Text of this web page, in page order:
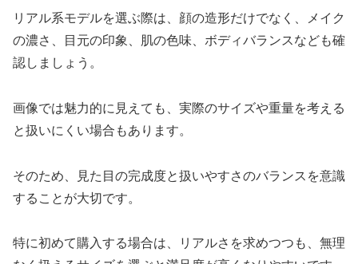
リアル系モデルを選ぶ際は、顔の造形だけでなく、メイク
の濃さ、目元の印象、肌の色味、ボディバランスなども確
認しましょう。
画像では魅力的に見えても、実際のサイズや重量を考える
と扱いにくい場合もあります。
そのため、見た目の完成度と扱いやすさのバランスを意識
することが大切です。
特に初めて購入する場合は、リアルさを求めつつも、無理